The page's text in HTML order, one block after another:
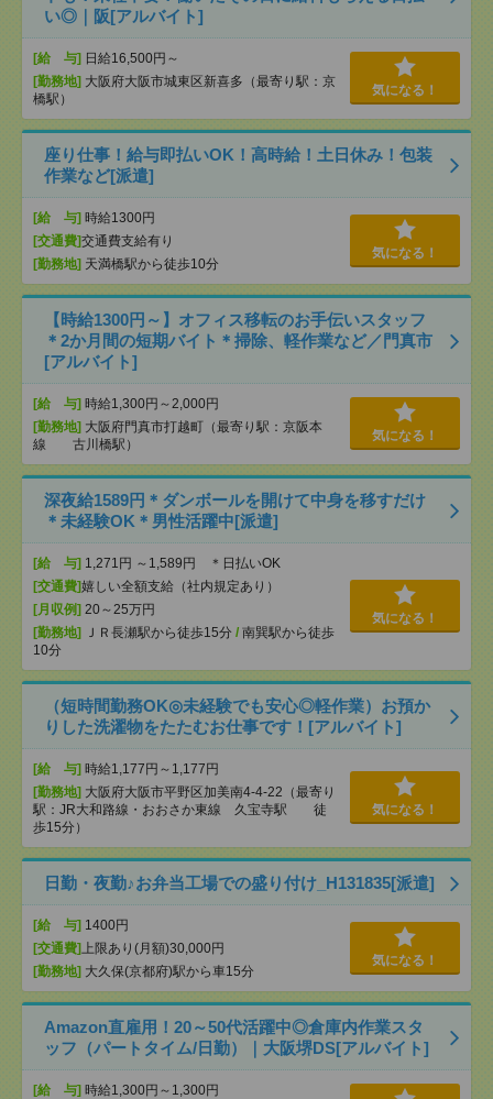
い◎｜阪[アルバイト]
[給 与] 日給16,500円～
[勤務地] 大阪府大阪市城東区新喜多（最寄り駅：京
橋駅）
気になる！
座り仕事！給与即払いOK！高時給！土日休み！包装
作業など[派遣]
[給 与] 時給1300円
[交通費]交通費支給有り
[勤務地] 天満橋駅から徒歩10分
気になる！
【時給1300円～】オフィス移転のお手伝いスタッフ
＊2か月間の短期バイト＊掃除、軽作業など／門真市
[アルバイト]
[給 与] 時給1,300円～2,000円
[勤務地] 大阪府門真市打越町（最寄り駅：京阪本
線 古川橋駅）
気になる！
深夜給1589円＊ダンボールを開けて中身を移すだけ
＊未経験OK＊男性活躍中[派遣]
[給 与] 1,271円 ～1,589円 ＊日払いOK
[交通費]嬉しい全額支給（社内規定あり）
[月収例] 20～25万円
[勤務地]
ＪＲ長瀬駅から徒歩15分 / 南巽駅から徒歩
10分
気になる！
（短時間勤務OK◎未経験でも安心◎軽作業）お預か
りした洗濯物をたたむお仕事です！[アルバイト]
[給 与] 時給1,177円～1,177円
[勤務地] 大阪府大阪市平野区加美南4-4-22（最寄り
駅：JR大和路線・おおさか東線 久宝寺駅 徒
歩15分）
気になる！
日勤・夜勤♪お弁当工場での盛り付け_H131835[派遣]
[給 与] 1400円
[交通費] 上限あり(月額)30,000円
[勤務地] 大久保(京都府)駅から車15分
気になる！
Amazon直雇用！20～50代活躍中◎倉庫内作業スタ
ッフ（パートタイム/日勤）｜大阪堺DS[アルバイト]
[給 与] 時給1,300円～1,300円